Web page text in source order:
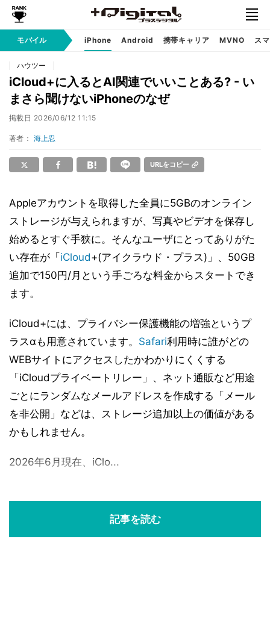
モバイル iPhone Android 携帯キャリア MVNO ス
ハウツー
iCloud+に入るとAI関連でいいことある? - い
まさら聞けないiPhoneのなぜ
掲載日 2026/06/12 11:15
著者： 海上忍
URLをコピー
Appleアカウントを取得した全員に5GBのオンライン
ストレージが与えられますが、写真やビデオを保存し
始めるとすぐ手狭に。そんなユーザにとってありがた
い存在が「 iCloud+(アイクラウド・プラス)」、50GB
追加で150円/月という手ごろな料金からスタートでき
ます。
iCloud+には、プライバシー保護機能の増強というプ
ラスαも用意されています。 Safari利用時に誰がどの
WEBサイトにアクセスしたかわかりにくくする
「iCloudプライベートリレー」、ネット通販など用途
ごとにランダムなメールアドレスを作成する「メール
を非公開」などは、ストレージ追加以上の価値がある
かもしれません。
2026年6月現在、iClo...
記事を読む